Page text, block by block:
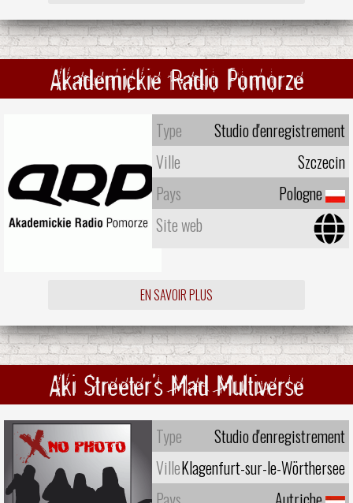
Akademickie Radio Pomorze
Type
Studio d'enregistrement
Ville
Szczecin
Pays
Pologne
Site web
EN SAVOIR PLUS
Aki Streeter's Mad Multiverse
Type
Studio d'enregistrement
VilleKlagenfurt-sur-le-Wörthersee